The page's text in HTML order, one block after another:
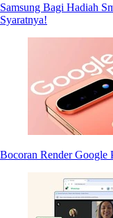
Samsung Bagi Hadiah
Syaratnya!
Bocoran Render Google